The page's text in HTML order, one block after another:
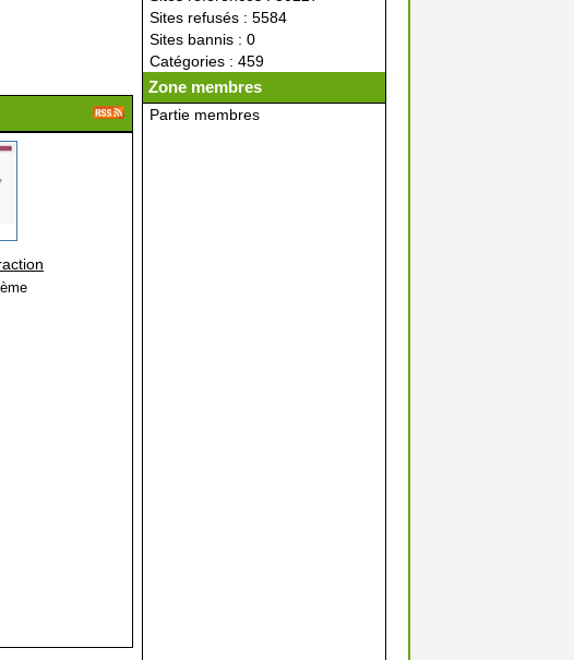
Sites refusés : 5584
Sites bannis : 0
Catégories : 459
Zone membres
Partie membres